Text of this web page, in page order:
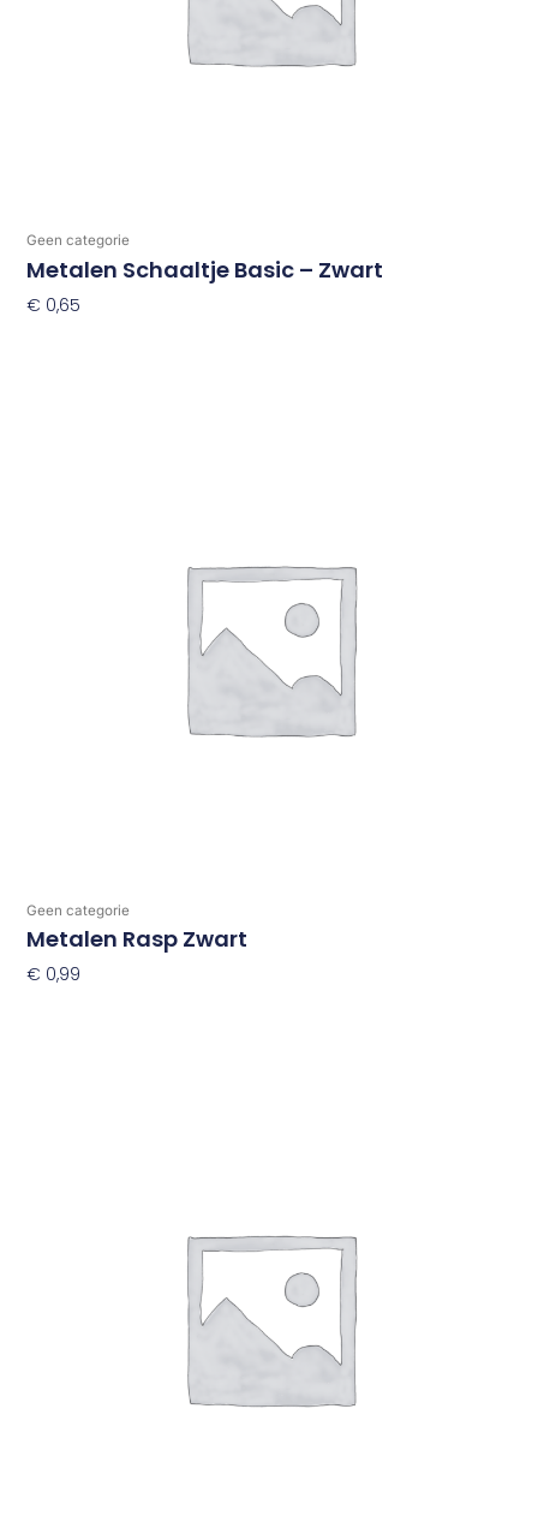
Geen categorie
Metalen Schaaltje Basic – Zwart
€ 0,65
Geen categorie
Metalen Rasp Zwart
€ 0,99